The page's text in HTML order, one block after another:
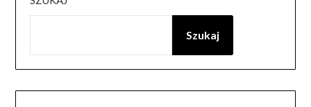
Szukaj